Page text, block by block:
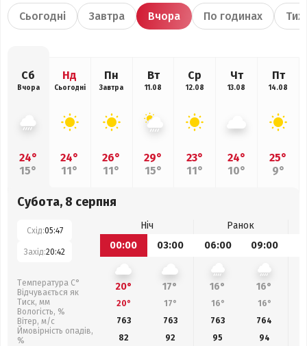
Сьогодні Завтра Вчора По годинах
Сб
Вчора
24°
15°
Нд
Сьогодні
24°
11°
Пн
Завтра
26°
11°
Вт
11.08
29°
15°
Ср
12.08
23°
11°
Чт
13.08
24°
10°
Пт
14.08
25°
9°
Субота, 8 серпня
Схід:05:47
Захід:20:42
Температура С°
Відчувається як
Тиск, мм
Вологість, %
Вітер, м/с
Ймовірність опадів,
%
Ніч
Ранок
00:00
03:00 06:00 09:00
20° 17° 16° 16°
20° 17° 16° 16°
763
763 763 764
82
92 95 94